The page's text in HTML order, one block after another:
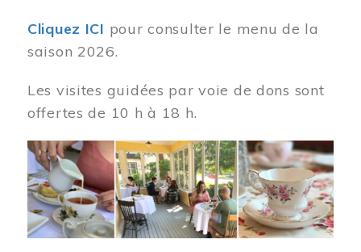
Cliquez ICI pour consulter le menu de la
saison 2026.
Les visites guidées par voie de dons sont
offertes de 10 h à 18 h.
Image